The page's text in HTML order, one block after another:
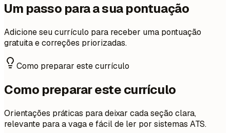
Um passo para a sua pontuação
Adicione seu currículo para receber uma pontuação
gratuita e correções priorizadas.
Como preparar este currículo
Como preparar este currículo
Orientações práticas para deixar cada seção clara,
relevante para a vaga e fácil de ler por sistemas ATS.